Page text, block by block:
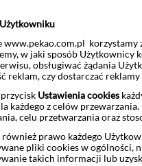
zapisy na produkt
Of Powiązany z Akcjami
www.pekao.com.pl
w jaki sposób Użytkownicy
obsługiwać żądania
reklam, czy dostarczać
Ustawienia cookies
każdego z celów
celu przetwarzania oraz
również prawo każdego
pliki cookies w ogólności,
takich informacji lub